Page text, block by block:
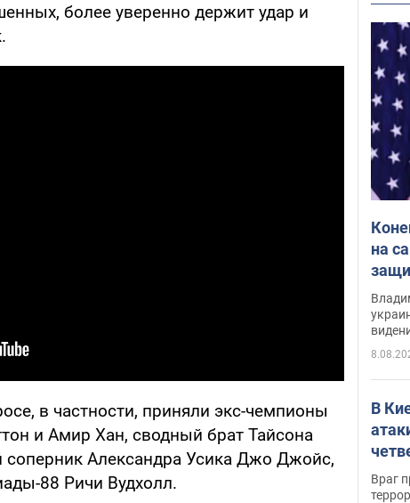
более уверенно держит удар и
в частности, приняли экс-чемпионы
и Амир Хан, сводный брат Тайсона
Александра Усика Джо Джойс,
88 Ричи Вудхолл.
на
В
Враг